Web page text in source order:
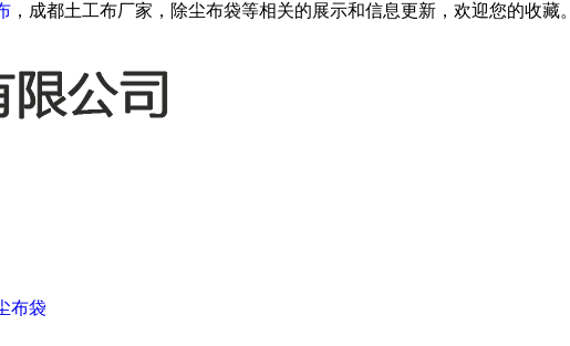
，成都土工布厂家，除尘布袋等相关的展示和信息更新，欢迎您的收藏。
布袋